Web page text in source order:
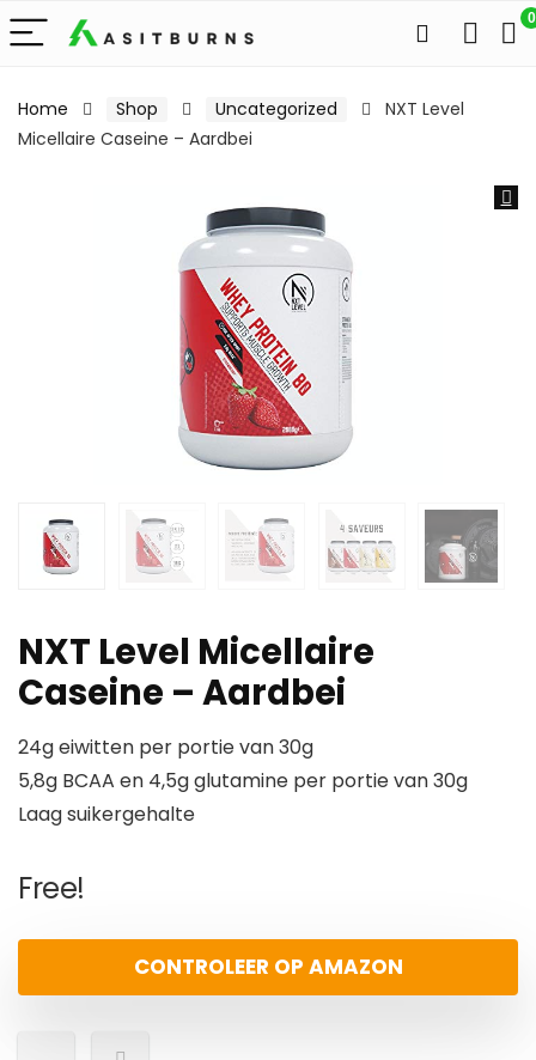
0
Home Shop Uncategorized
NXT Level
Micellaire Caseine – Aardbei
NXT Level Micellaire
Caseine – Aardbei
24g eiwitten per portie van 30g
5,8g BCAA en 4,5g glutamine per portie van 30g
Laag suikergehalte
Free!
CONTROLEER OP AMAZON